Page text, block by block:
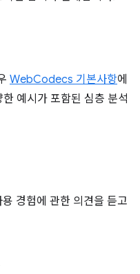
WebCodecs 기본사항에
예시가 포함된 심층 분석
경험에 관한 의견을 듣고